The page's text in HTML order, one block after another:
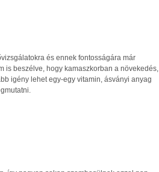
és ennek fontosságára már
is beszélve, hogy kamaszkorban a növekedés,
igény lehet egy-egy vitamin, ásványi anyag